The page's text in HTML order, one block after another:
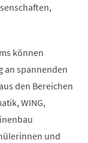
können
an spannenden
den Bereichen
WING,
und